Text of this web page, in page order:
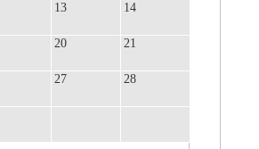
13 14
20 21
27 28